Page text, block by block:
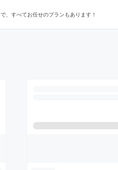
、すべてお任せのプランもあります！